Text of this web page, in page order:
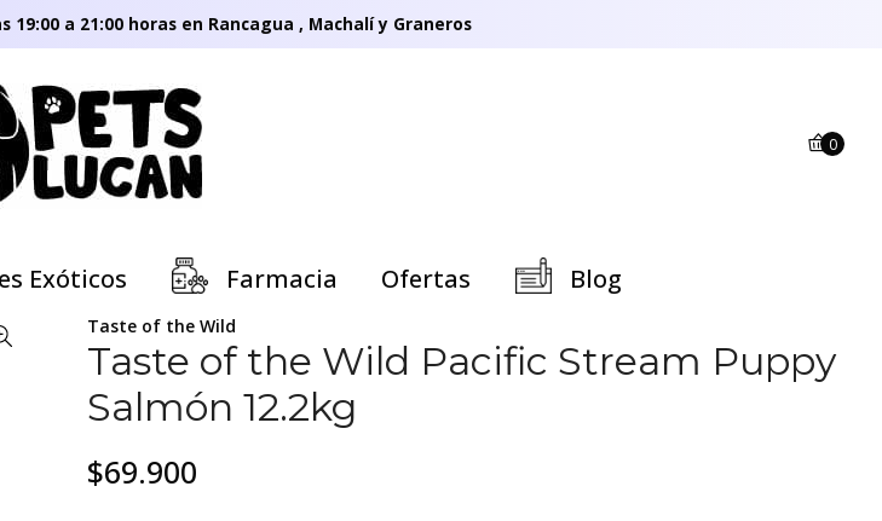
19:00 a 21:00 horas en Rancagua , Machalí y Graneros
0
Exóticos Farmacia Ofertas Blog
Taste of the Wild
Taste of the Wild Pacific Stream Puppy
Salmón 12.2kg
$69.900